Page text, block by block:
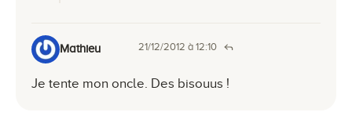
Mathieu 21/12/2012 à 12:10
Je tente mon oncle. Des bisouus !